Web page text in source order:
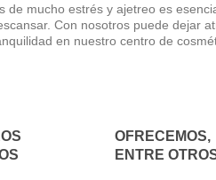
de mucho estrés y ajetreo es
Con nosotros puede dejar
en nuestro centro de
OFRECEMOS,
ENTRE